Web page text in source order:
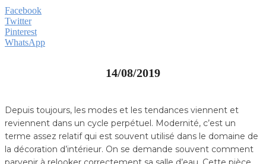
Facebook
Twitter
Pinterest
WhatsApp
14/08/2019
Depuis toujours, les modes et les tendances viennent et
reviennent dans un cycle perpétuel. Modernité, c’est un
terme assez relatif qui est souvent utilisé dans le domaine de
la décoration d’intérieur. On se demande souvent comment